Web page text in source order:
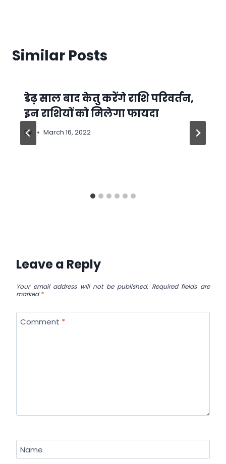
Similar Posts
डेढ़ साल बाद केतु करेंगे राशि परिवर्तन,
इन राशियों को मिलेगा फायदा
By March 16, 2022
Leave a Reply
Your email address will not be published. Required fields are
marked*
Comment *
Name